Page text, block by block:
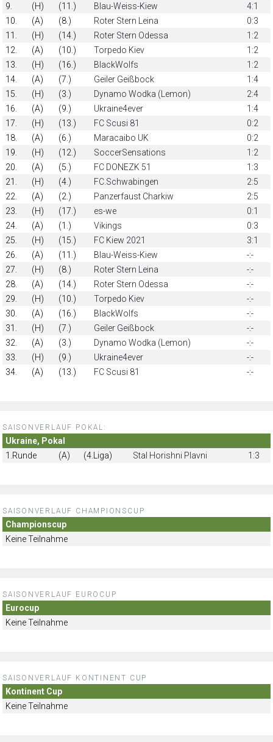
9.
(H) (11.) Blau-Weiss-Kiew
4:1
10.
(A) (8.) Roter Stern Leina
0:3
11.
(H) (14.) Roter Stern Odessa
1:2
12.
(A) (10.) Torpedo Kiev
1:2
13.
(H) (16.) BlackWolfs
1:2
14.
(A) (7.) Geiler Geißbock
1:4
15.
(H) (3.) Dynamo Wodka (Lemon)
2:4
16.
(A) (9.) Ukraine4ever
1:4
17.
(H) (13.) FC Scusi 81
0:2
18.
(A) (6.) Maracaibo UK
0:2
19.
(H) (12.) SoccerSensations
1:2
20.
(A) (5.) FC DONEZK 51
1:3
21.
(H) (4.) FC.Schwabingen
2:5
22.
(A) (2.) Panzerfaust Charkiw
2:5
23.
(H) (17.) es-we
0:1
24.
(A) (1.) Vikings
0:3
25.
(H) (15.) FC Kiew 2021
3:1
26.
(A) (11.) Blau-Weiss-Kiew
-:-
27.
(H) (8.) Roter Stern Leina
-:-
28.
(A) (14.) Roter Stern Odessa
-:-
29.
(H) (10.) Torpedo Kiev
-:-
30.
(A) (16.) BlackWolfs
-:-
31.
(H) (7.) Geiler Geißbock
-:-
32.
(A) (3.) Dynamo Wodka (Lemon)
-:-
33.
(H) (9.) Ukraine4ever
-:-
34.
(A) (13.) FC Scusi 81 -:-
SAISONVERLAUF POKAL:
Ukraine, Pokal
1.Runde
(A) (4.Liga) Stal Horishni Plavni 1:3
SAISONVERLAUF CHAMPIONSCUP
Championscup
Keine Teilnahme
SAISONVERLAUF EUROCUP
Eurocup
Keine Teilnahme
SAISONVERLAUF KONTINENT CUP
Kontinent Cup
Keine Teilnahme